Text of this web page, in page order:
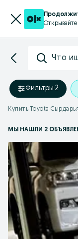
Что
Фильтры·2
Купить Toyota Сырдарья
МЫ НАШЛИ 2